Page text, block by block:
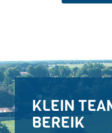
KLEIN
BEREIK